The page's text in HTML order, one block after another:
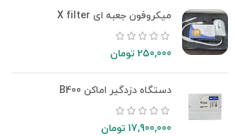
میکروفون جعبه ای X filter
250,000 تومان
دستگاه دزدگیر اماکن B400
17,900,000 تومان